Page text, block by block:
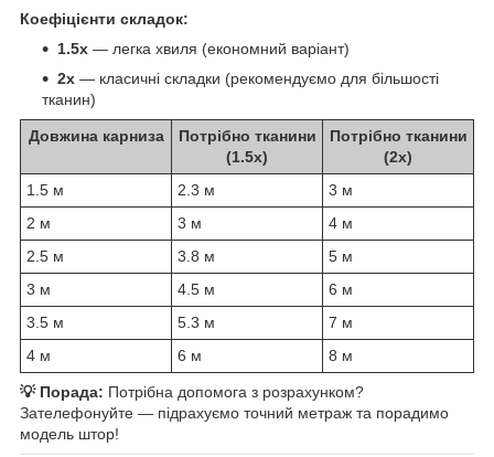
Коефіцієнти складок:
1.5x — легка хвиля (економний варіант)
2x — класичні складки (рекомендуємо для більшості
тканин)
Довжина карниза
Потрібно тканини
(1.5x)
Потрібно тканини
(2x)
1.5 м
2.3 м
3 м
2 м
3 м
4 м
2.5 м
3.8 м
5 м
3 м
4.5 м
6 м
3.5 м
5.3 м
7 м
4 м
6 м 8 м
💡 Порада: Потрібна допомога з розрахунком?
Зателефонуйте — підрахуємо точний метраж та порадимо
модель штор!